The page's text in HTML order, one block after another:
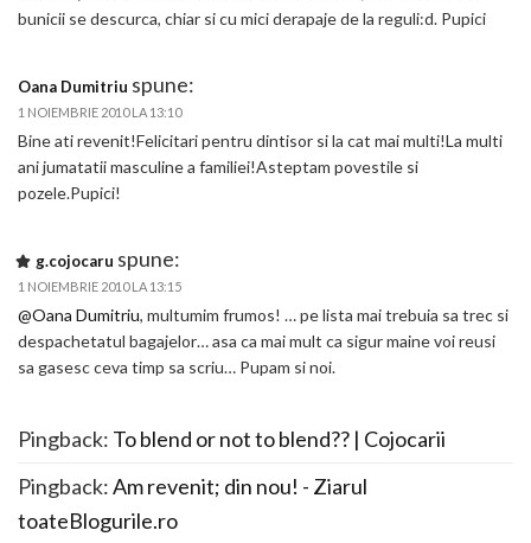
bunicii se descurca, chiar si cu mici derapaje de la reguli:d. Pupici
Oana Dumitriu spune:
1 NOIEMBRIE 2010 LA 13:10
Bine ati revenit!Felicitari pentru dintisor si la cat mai multi!La multi
ani jumatatii masculine a familiei!Asteptam povestile si
pozele.Pupici!
g.cojocaru spune:
1 NOIEMBRIE 2010 LA 13:15
@Oana Dumitriu, multumim frumos! … pe lista mai trebuia sa trec si
despachetatul bagajelor… asa ca mai mult ca sigur maine voi reusi
sa gasesc ceva timp sa scriu… Pupam si noi.
Pingback: To blend or not to blend?? | Cojocarii
Pingback:Am revenit; din nou! - Ziarul
toateBlogurile.ro